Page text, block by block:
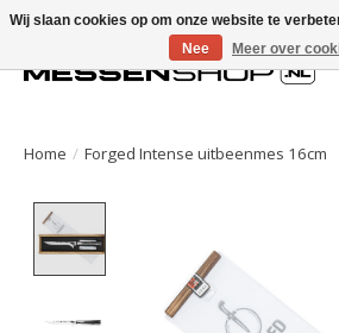
Home / Forged Intense uitbeenmes 16cm
Wij slaan cookies op om onze website te
Nee
Meer over